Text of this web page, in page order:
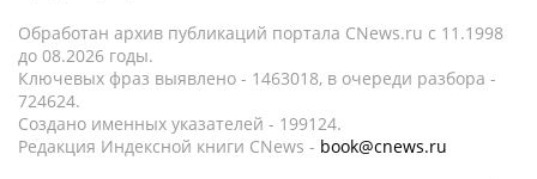
Обработан архив публикаций портала CNews.ru c 11.1998
до 08.2026 годы.
Ключевых фраз выявлено - 1463018, в очереди разбора -
724624.
Создано именных указателей - 199124.
Редакция Индексной книги CNews - book@cnews.ru